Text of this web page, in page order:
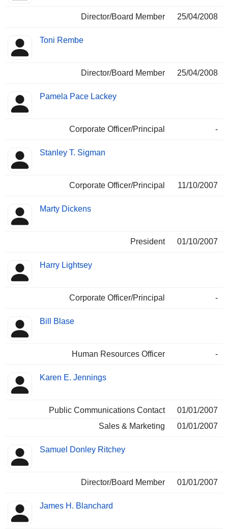
Director/Board Member 25/04/2008
Toni Rembe
Director/Board Member 25/04/2008
Pamela Pace Lackey
Corporate Officer/Principal -
Stanley T. Sigman
Corporate Officer/Principal 11/10/2007
Marty Dickens
President 01/10/2007
Harry Lightsey
Corporate Officer/Principal -
Bill Blase
Human Resources Officer -
Karen E. Jennings
Public Communications Contact
01/01/2007
Sales & Marketing
01/01/2007
Samuel Donley Ritchey
Director/Board Member 01/01/2007
James H. Blanchard